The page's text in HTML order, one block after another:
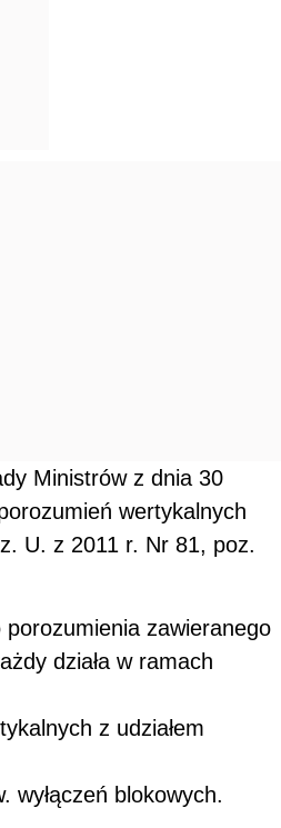
Ministrów z dnia 30
wertykalnych
U. z 2011 r. Nr 81, poz.
zawieranego
działa w ramach
z udziałem
wyłączeń blokowych.